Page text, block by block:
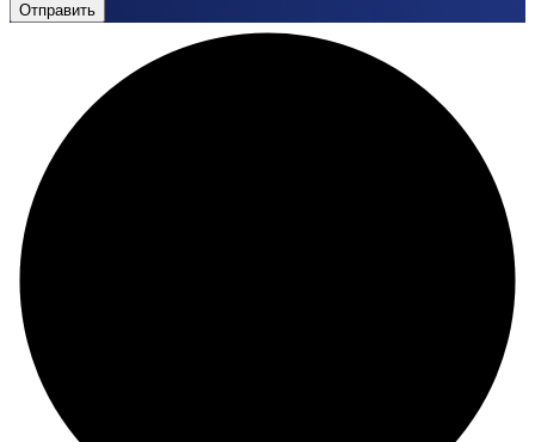
Отправить